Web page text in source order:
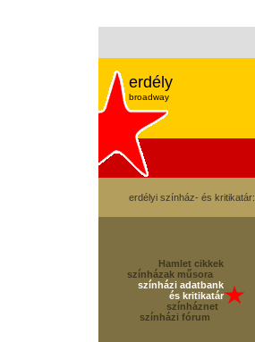
erdély
broadway
erdélyi színház- és kritikatár:
Hamlet cikkek
színházak műsora
színházi adatbank
és kritikatár
színháznet
színházi fórum